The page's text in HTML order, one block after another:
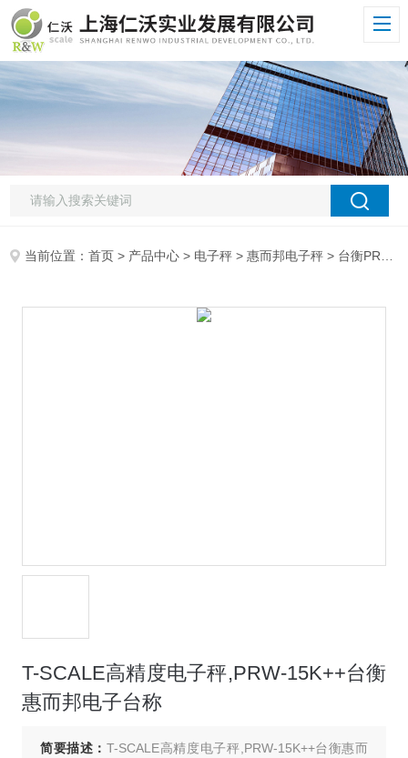
当前位置：首页 > 产品中心 > 电子秤 >惠而邦电子秤 > 台衡PRW电子秤T-SCALE高精度电子秤,PRW-15K++台衡惠而邦电子台称
T-SCALE高精度电子秤,PRW-15K++台衡
惠而邦电子台称
简要描述：T-SCALE高精度电子秤,PRW-15K++台衡惠而